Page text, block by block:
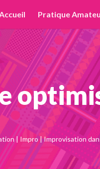
Pratique
|Impro|Improvisation